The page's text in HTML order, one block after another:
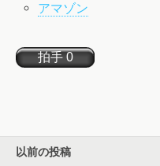
アマゾン
以前の投稿